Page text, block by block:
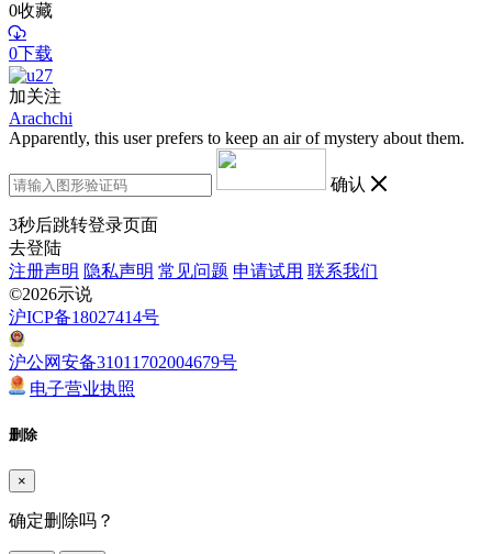
0收藏
0下载
加关注
Arachchi
Apparently, this user prefers to keep an air of mystery about them.
确认
3秒后跳转登录页面
去登陆
注册声明 隐私声明 常见问题 申请试用 联系我们
©2026示说
沪ICP备18027414号
沪公网安备31011702004679号
电子营业执照
删除
×
确定删除吗？